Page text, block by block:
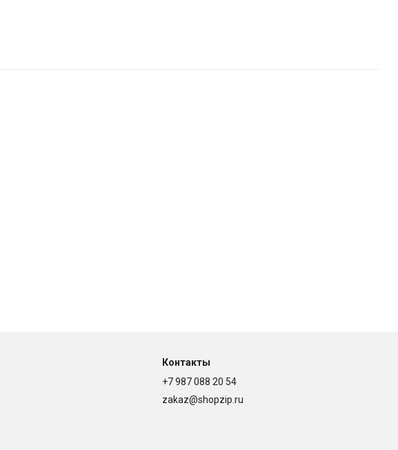
Контакты
+7 987 088 20 54
zakaz@shopzip.ru